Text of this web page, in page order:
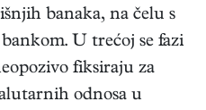
banaka, na čelu s
U trećoj se fazi
fiksiraju za
odnosa u